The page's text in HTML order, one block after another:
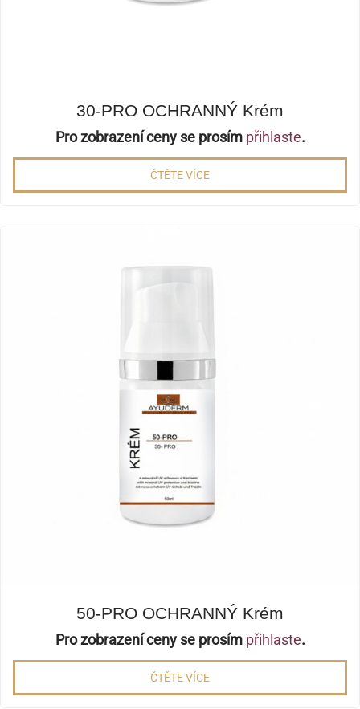
30-PRO OCHRANNÝ Krém
Pro zobrazení ceny se prosím přihlaste.
ČTĚTE VÍCE
50-PRO OCHRANNÝ Krém
Pro zobrazení ceny se prosím přihlaste.
ČTĚTE VÍCE